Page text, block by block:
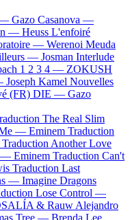
— Gazo Casanova —
— Heuss L'enfoiré
— Werenoi Meuda
— Josman Interlude
1 2 3 4 — ZOKUSH
Joseph Kamel Nouvelles
(FR) DIE — Gazo
The Real Slim
Me — Eminem Traduction
Traduction Another Love
— Eminem Traduction Can't
Traduction Last
— Imagine Dragons
Lose Control —
& Rauw Alejandro
Tree — Brenda Lee